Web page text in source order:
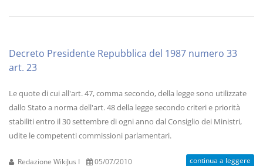
Decreto Presidente Repubblica del 1987 numero 33
art. 23
Le quote di cui all'art. 47, comma secondo, della legge sono utilizzate
dallo Stato a norma dell'art. 48 della legge secondo criteri e priorità
stabiliti entro il 30 settembre di ogni anno dal Consiglio dei Ministri,
udite le competenti commissioni parlamentari.
Redazione WikiJus I 05/07/2010 continua a leggere